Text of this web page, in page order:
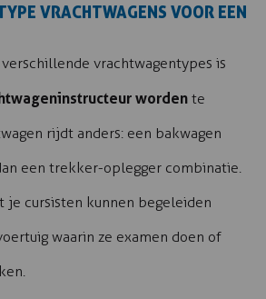
VRACHTWAGENS VOOR EEN
vrachtwagentypes is
worden te
rijdt anders: een bakwagen
een trekker-oplegger combinatie.
je cursisten kunnen begeleiden
waarin ze examen doen of